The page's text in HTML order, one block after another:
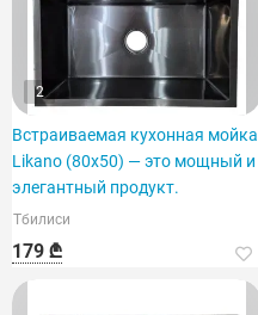
2
Встраиваемая кухонная мойка
Likano (80x50) — это мощный и
элегантный продукт.
Тбилиси
179 ₾